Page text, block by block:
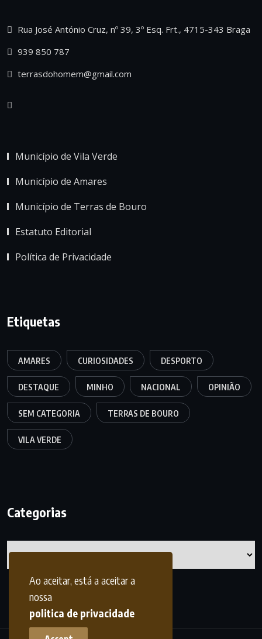
Ao aceitar, está a aceitar a
nossa
politica de privacidade
Rua José António Cruz, nº 39, 3º Esq. Frt., 4715-343 Braga
939 850 787
terrasdohomem@gmail.com
Município de Vila Verde
Município de Amares
Município de Terras de Bouro
Estatuto Editorial
Política de Privacidade
Etiquetas
AMARES CURIOSIDADES DESPORTO
DESTAQUE MINHO NACIONAL OPINIÃO
SEM CATEGORIA TERRAS DE BOURO
VILA VERDE
Categorias